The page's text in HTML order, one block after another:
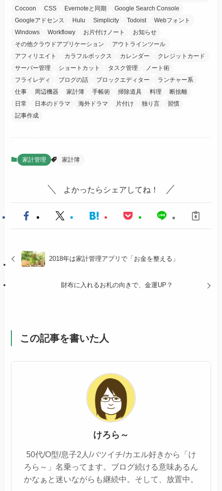
Cocoon CSS Evernoteと同期
Google Search Console
Googleアドセンス
Hulu Simplicity Todoist
Webフォント
Windows
Workflowy お片付けノート
お知らせ
その他クラウドアプリケーション
アウトラインツール
アフィリエイト
カラフルボックス カレンダー
クレジットカード
サーバー管理
ショートカット タスク管理
ノート術
フライレディ
ブログの話 ブロックエディター
ランチャー系
仕事
周辺機器 家計簿 手帳術 掃除道具 料理
断捨離
日常
日本のドラマ 海外ドラマ 片付け 独り言
習慣
記事作成
家計管理 家計簿
よかったらシェアしてね！
2018年は家計管理アプリで「お金を整える」
財布に入れるお札の向きで、金運UP？
この記事を書いた人
けろら～
50代/O型/息子2人/バツイチ/カエル好きから「け
ろら～」名乗ってます。ブログ続ける意味あるん
かなぁと迷いながらも継続中。そして、放置中。